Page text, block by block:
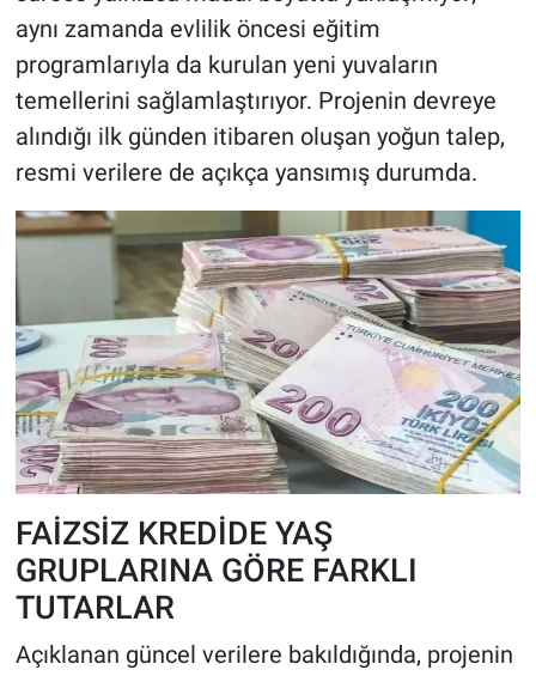
aynı zamanda evlilik öncesi eğitim
programlarıyla da kurulan yeni yuvaların
temellerini sağlamlaştırıyor. Projenin devreye
alındığı ilk günden itibaren oluşan yoğun talep,
resmi verilere de açıkça yansımış durumda.
FAİZSİZ KREDİDE YAŞ
GRUPLARINA GÖRE FARKLI
TUTARLAR
Açıklanan güncel verilere bakıldığında, projenin